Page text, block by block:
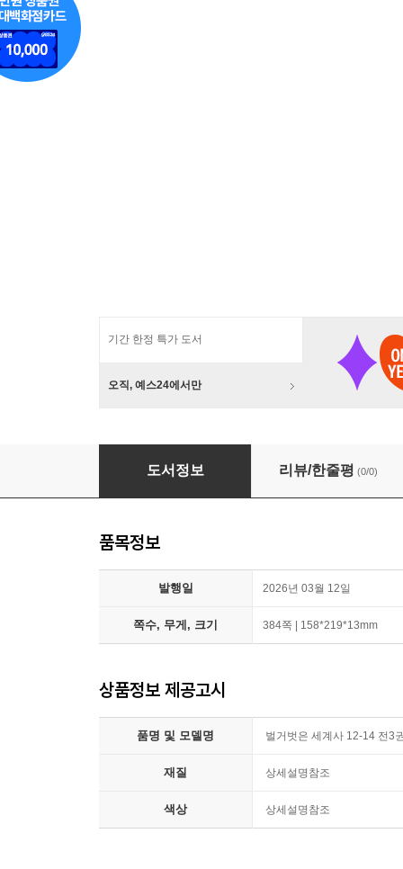
기간 한정 특가 도서
오직, 예스24에서만
벌거벗은 세계사 12-14 전3권세트
도서정보 리뷰/한줄평 (0/0)
품목정보
발행일 2026년 03월 12일
쪽수, 무게, 크기 384쪽 | 158*219*13mm
상품정보 제공고시
품명 및 모델명 벌거벗은 세계사 12-14 전3
재질 상세설명참조
색상 상세설명참조